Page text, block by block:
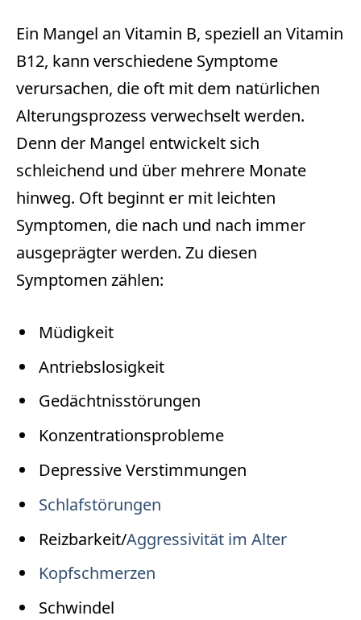
Ein Mangel an Vitamin B, speziell an Vitamin
B12, kann verschiedene Symptome
verursachen, die oft mit dem natürlichen
Alterungsprozess verwechselt werden.
Denn der Mangel entwickelt sich
schleichend und über mehrere Monate
hinweg. Oft beginnt er mit leichten
Symptomen, die nach und nach immer
ausgeprägter werden. Zu diesen
Symptomen zählen:
Müdigkeit
Antriebslosigkeit
Gedächtnisstörungen
Konzentrationsprobleme
Depressive Verstimmungen
Schlafstörungen
Reizbarkeit/Aggressivität im Alter
Kopfschmerzen
Schwindel